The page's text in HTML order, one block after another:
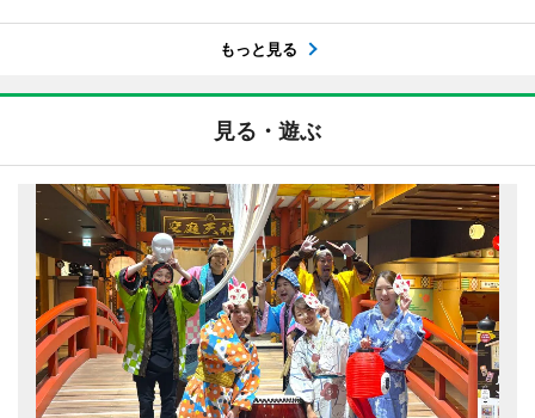
もっと見る
見る・遊ぶ